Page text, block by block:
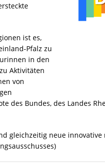
ist es,
Pfalz zu
in den
Aktivitäten
von
des Bundes, des Landes
gleichzeitig neue